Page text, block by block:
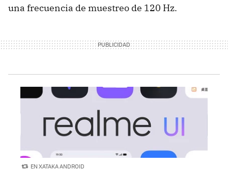
una frecuencia de muestreo de 120 Hz.
EN XATAKA ANDROID